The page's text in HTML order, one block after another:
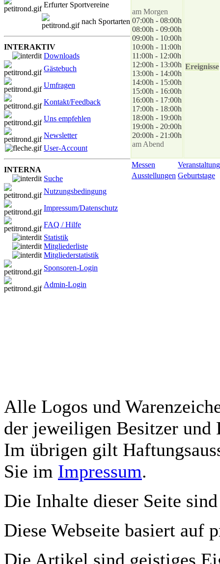
Erfurter Sportvereine
nach Sportarten
INTERAKTIV
Downloads
Gästebuch
Umfragen
Kontakt/Feedback
Uns empfehlen
Newsletter
User-Account
INTERNA
Suche
Nutzungsbedingung
Impressum/Datenschutz
FAQ / Hilfe
Statistik
Mitgliederliste
Mitgliederstatistik
Sponsoren-Login
Admin-Login
am Morgen
07:00h - 08:00h
08:00h - 09:00h
09:00h - 10:00h
10:00h - 11:00h
11:00h - 12:00h
12:00h - 13:00h
13:00h - 14:00h
14:00h - 15:00h
15:00h - 16:00h
16:00h - 17:00h
17:00h - 18:00h
18:00h - 19:00h
19:00h - 20:00h
20:00h - 21:00h
am Abend
Ereignisse
Messen
Veranstaltung
Ausstellungen Geburtstage
Alle Logos und
der jeweiligen Besitzer und
Im übrigen gilt
Sie im Impressum.
Die Inhalte dieser Seite
Diese Webseite basiert auf
Die Artikel sind geistiges